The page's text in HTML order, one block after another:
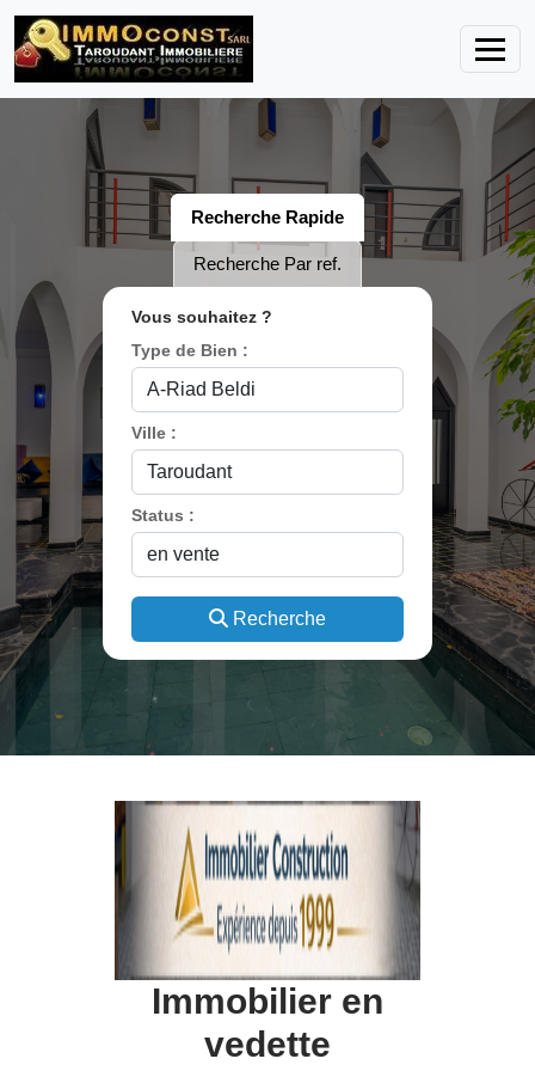
Recherche Rapide
Recherche Par ref.
Vous souhaitez ?
Type de Bien :
Ville :
Status :
Recherche
Immobilier en
vedette